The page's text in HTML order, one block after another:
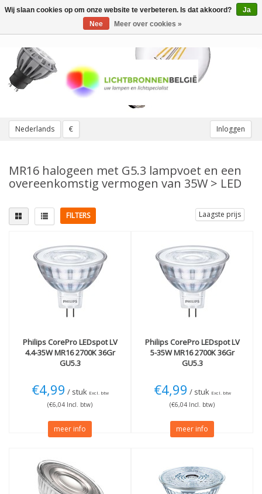
Nederlands € Inloggen
Toggle
MR16 halogeen met G5.3 lampvoet en een
overeenkomstig vermogen van 35W > LED
FILTERS Laagste prijs
Lampvoet
GU5.3(5)
Vervangt
35W(5)
Lichtkleur
2700K Extra warm
3000K Warmwit
Lichtbundel
36 graden(5)
Dimbaar(3)
Niet dimbaar(2)
CRI 90 ( Hoge
Techniek
PhilipsCorePro LEDspot LV
4.4-35W MR16 2700K 36Gr
GU5.3
€4,99 / stuk Excl. btw
(€6,04 Incl. btw)
meer info
PhilipsCorePro LEDspot LV
5-35W MR16 2700K 36Gr
GU5.3
€4,99 / stuk Excl. btw
(€6,04 Incl. btw)
meer info
Wij slaan cookies op om onze website te verbeteren. Is dat akkoord?
Ja
Nee
Meer over cookies »